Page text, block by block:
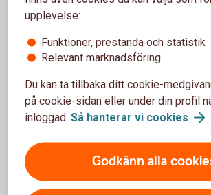
En stimulerande arbetsplats
arbetsplats med goda möjligheter att
skapa värden inte enbart för våra
banken och vår ägare. Här kan ditt
upplevelse:
Funktioner, prestanda och statistik
Relevant marknadsföring
Du kan ta tillbaka ditt cookie-
på cookie-sidan eller under din profil
inloggad. Så hanterar vi cookies .
Godkänn alla